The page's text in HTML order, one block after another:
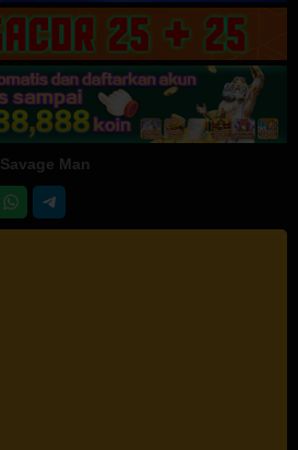
Savage Man